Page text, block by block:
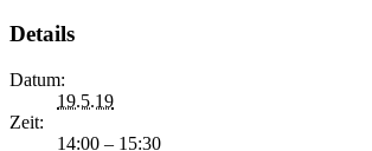
Details
Datum:
19.5.19
Zeit:
14:00 – 15:30